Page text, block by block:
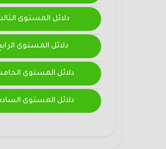
دلائل المستوى
دلائل المستوى
دلائل المستوى
دلائل المستوى